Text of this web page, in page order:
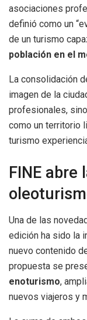
asociaciones
definió como un
de un turismo
población en el
La consolidación
imagen de la
profesionales,
como un territorio
turismo
FINE abre
Una de las
edición ha sido la
nuevo contenido
propuesta se
enoturismo,
nuevos viajeros y